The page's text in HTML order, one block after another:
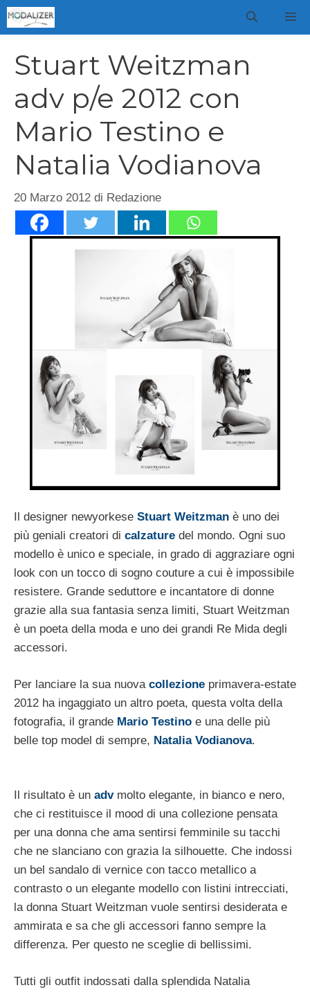
Vai
al
Stuart Weitzman
adv p/e 2012 con
Mario Testino e
Natalia Vodianova
20 Marzo 2012 di Redazione
Il designer newyorkese Stuart Weitzman è uno dei
più geniali creatori di calzature del mondo. Ogni suo
modello è unico e speciale, in grado di aggraziare ogni
look con un tocco di sogno couture a cui è impossibile
resistere. Grande seduttore e incantatore di donne
grazie alla sua fantasia senza limiti, Stuart Weitzman
è un poeta della moda e uno dei grandi Re Mida degli
accessori.
Per lanciare la sua nuova collezione primavera-estate
2012 ha ingaggiato un altro poeta, questa volta della
fotografia, il grande Mario Testino e una delle più
belle top model di sempre, Natalia Vodianova.
Il risultato è un advmolto elegante, in bianco e nero,
che ci restituisce il mood di una collezione pensata
per una donna che ama sentirsi femminile su tacchi
che ne slanciano con grazia la silhouette. Che indossi
un bel sandalo di vernice con tacco metallico a
contrasto o un elegante modello con listini intrecciati,
la donna Stuart Weitzman vuole sentirsi desiderata e
ammirata e sa che gli accessori fanno sempre la
differenza. Per questo ne sceglie di bellissimi.
Tutti gli outfit indossati dalla splendida Natalia